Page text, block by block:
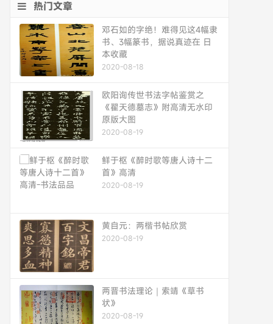
热门文章
邓石如的字绝！难得见这4幅隶
书、3幅篆书，据说真迹在 日
本收藏
2020-08-18
欧阳询传世书法字帖鉴赏之
《翟天德墓志》附高清无水印
原版大图
2020-08-19
鲜于枢《醉时歌等唐人诗十二
首》高清
2020-08-19
黄自元：两楷书帖欣赏
2020-08-19
两晋书法理论｜索靖《草书
状》
2020-08-19